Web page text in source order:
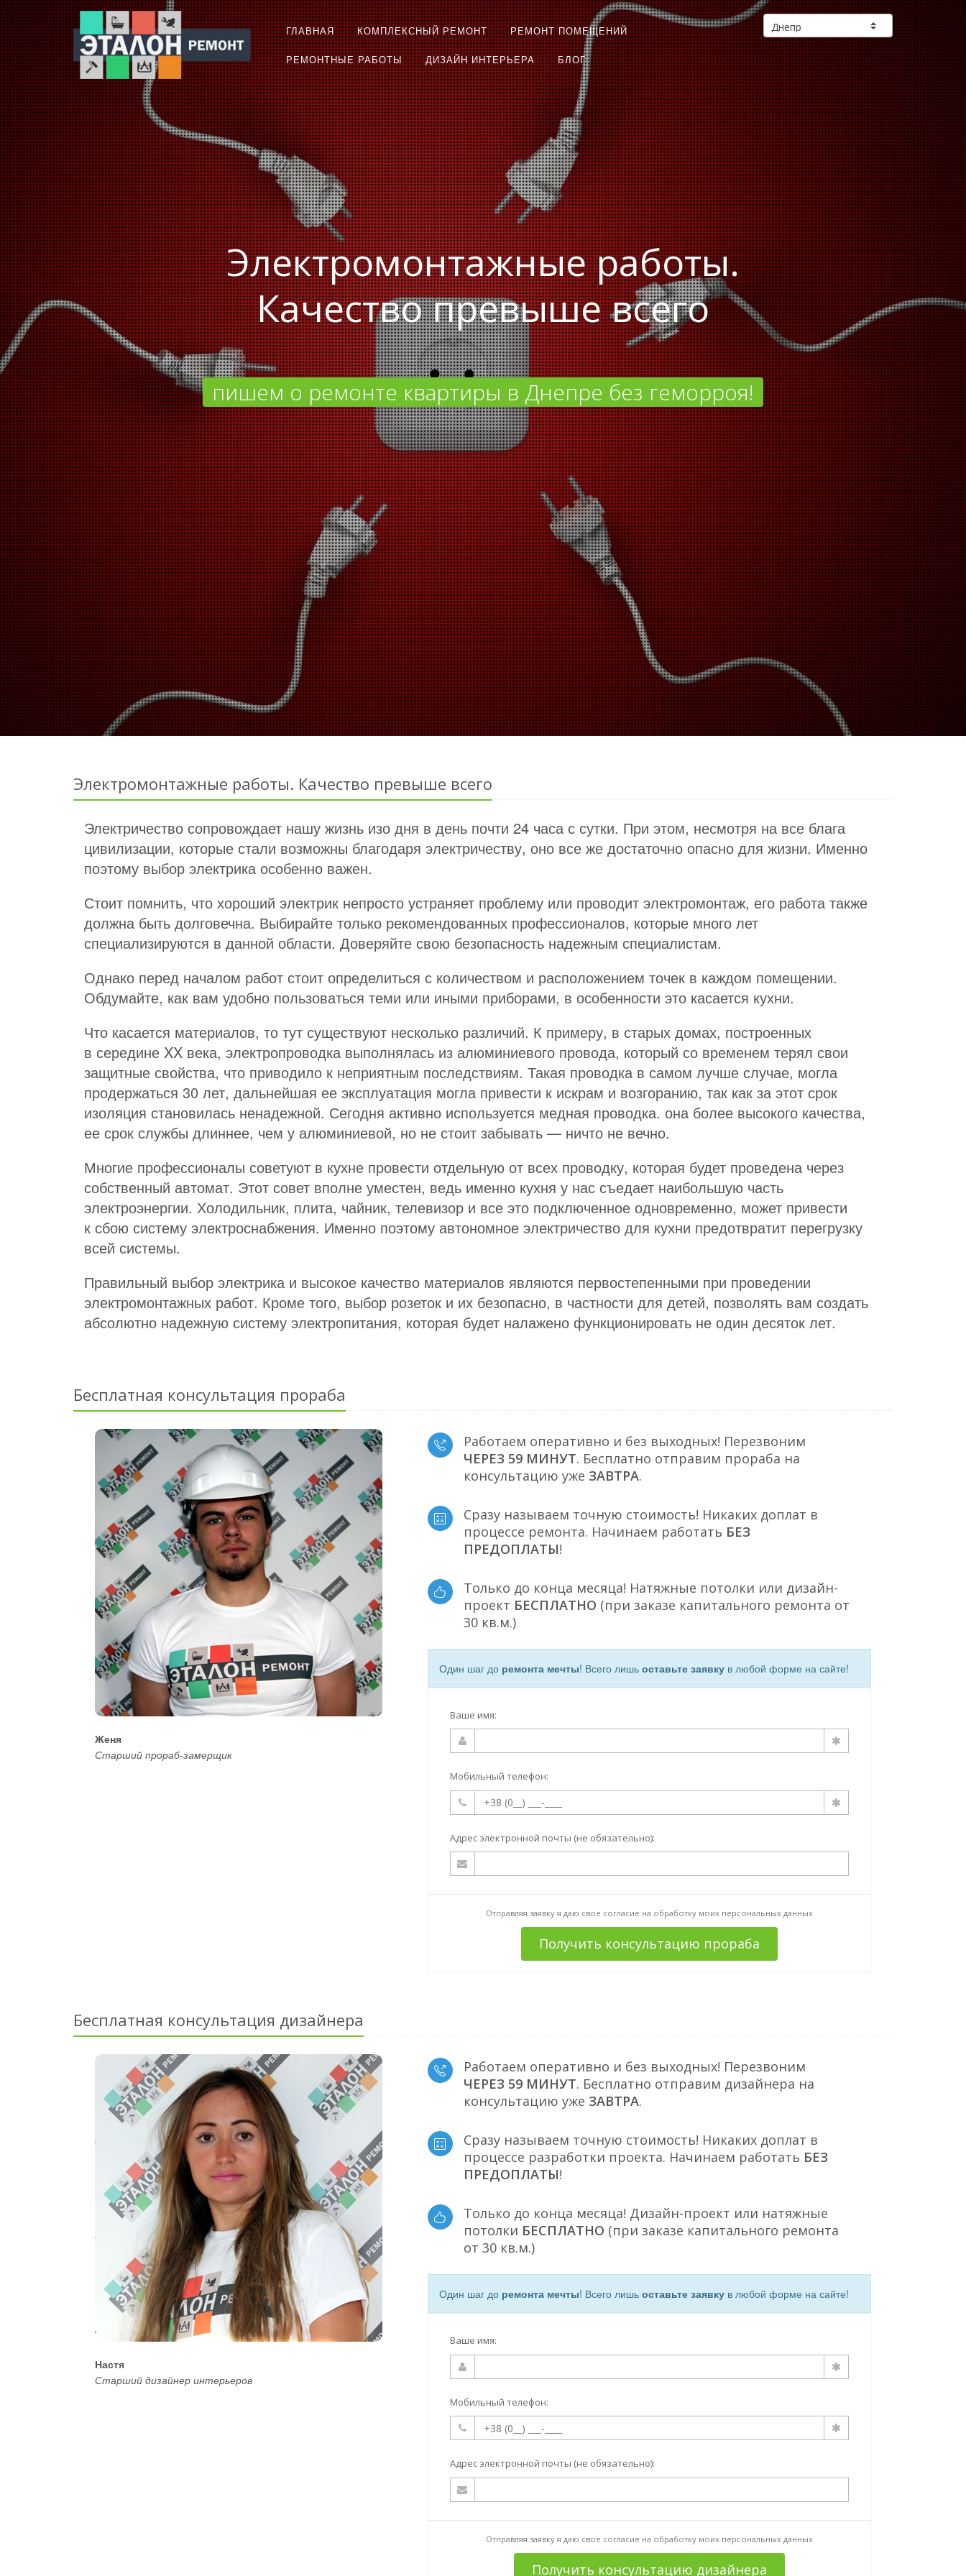
ГЛАВНАЯ КОМПЛЕКСНЫЙ РЕМОНТ РЕМОНТ ПОМЕЩЕНИЙ
РЕМОНТНЫЕ РАБОТЫ ДИЗАЙН ИНТЕРЬЕРА БЛОГ
Электромонтажные работы.
Качество превыше всего
пишем о ремонте квартиры в Днепре без геморроя!
Электромонтажные работы. Качество превыше всего
Электричество сопровождает нашу жизнь изо дня в день почти 24 часа с сутки. При этом, несмотря на все блага
цивилизации, которые стали возможны благодаря электричеству, оно все же достаточно опасно для жизни. Именно
поэтому выбор электрика особенно важен.
Стоит помнить, что хороший электрик непросто устраняет проблему или проводит электромонтаж, его работа также
должна быть долговечна. Выбирайте только рекомендованных профессионалов, которые много лет
специализируются в данной области. Доверяйте свою безопасность надежным специалистам.
Однако перед началом работ стоит определиться с количеством и расположением точек в каждом помещении.
Обдумайте, как вам удобно пользоваться теми или иными приборами, в особенности это касается кухни.
Что касается материалов, то тут существуют несколько различий. К примеру, в старых домах, построенных
в середине XX века, электропроводка выполнялась из алюминиевого провода, который со временем терял свои
защитные свойства, что приводило к неприятным последствиям. Такая проводка в самом лучше случае, могла
продержаться 30 лет, дальнейшая ее эксплуатация могла привести к искрам и возгоранию, так как за этот срок
изоляция становилась ненадежной. Сегодня активно используется медная проводка. она более высокого качества,
ее срок службы длиннее, чем у алюминиевой, но не стоит забывать — ничто не вечно.
Многие профессионалы советуют в кухне провести отдельную от всех проводку, которая будет проведена через
собственный автомат. Этот совет вполне уместен, ведь именно кухня у нас съедает наибольшую часть
электроэнергии. Холодильник, плита, чайник, телевизор и все это подключенное одновременно, может привести
к сбою систему электроснабжения. Именно поэтому автономное электричество для кухни предотвратит перегрузку
всей системы.
Правильный выбор электрика и высокое качество материалов являются первостепенными при проведении
электромонтажных работ. Кроме того, выбор розеток и их безопасно, в частности для детей, позволять вам создать
абсолютно надежную систему электропитания, которая будет налажено функционировать не один десяток лет.
Бесплатная консультация прораба
Женя
Старший прораб-замерщик
Работаем оперативно и без выходных! Перезвоним
ЧЕРЕЗ 59 МИНУТ. Бесплатно отправим прораба на
консультацию уже ЗАВТРА.
Сразу называем точную стоимость! Никаких доплат в
процессе ремонта. Начинаем работать БЕЗ
ПРЕДОПЛАТЫ!
Только до конца месяца! Натяжные потолки или дизайн-
проект БЕСПЛАТНО (при заказе капитального ремонта от
30 кв.м.)
Один шаг до ремонта мечты! Всего лишь оставьте заявкув любой форме на сайте!
Ваше имя:
Мобильный телефон:
Адрес электронной почты (не обязательно):
Отправляя заявку я даю свое согласие на обработку моих персональных данных
Получить консультацию прораба
Бесплатная консультация дизайнера
Настя
Старший дизайнер интерьеров
Работаем оперативно и без выходных! Перезвоним
ЧЕРЕЗ 59 МИНУТ. Бесплатно отправим дизайнера на
консультацию уже ЗАВТРА.
Сразу называем точную стоимость! Никаких доплат в
процессе разработки проекта. Начинаем работать БЕЗ
ПРЕДОПЛАТЫ!
Только до конца месяца! Дизайн-проект или натяжные
потолки БЕСПЛАТНО (при заказе капитального ремонта
от 30 кв.м.)
Один шаг до ремонта мечты! Всего лишь оставьте заявкув любой форме на сайте!
Ваше имя:
Мобильный телефон:
Адрес электронной почты (не обязательно):
Отправляя заявку я даю свое согласие на обработку моих персональных данных
Получить консультацию дизайнера